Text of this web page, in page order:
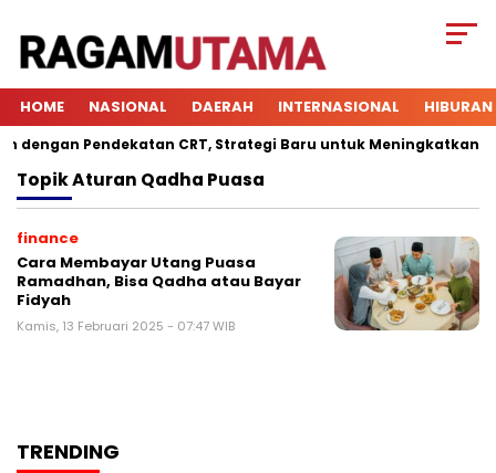
HOME NASIONAL DAERAH INTERNASIONAL HIBURAN
Pendekatan CRT, Strategi Baru untuk Meningkatkan
TopikAturan Qadha Puasa
finance
Cara Membayar Utang Puasa
Ramadhan, Bisa Qadha atau Bayar
Fidyah
Kamis, 13 Februari 2025 - 07:47 WIB
TRENDING